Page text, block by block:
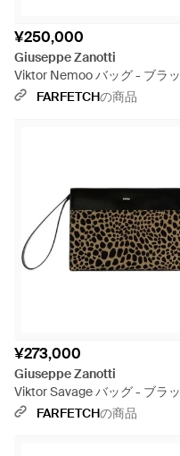
¥250,000
Giuseppe Zanotti
Viktor Nemoo バッグ - ブラッ
ク
FARFETCHの商品
¥273,000
Giuseppe Zanotti
Viktor Savage バッグ - ブラッ
ク
FARFETCHの商品